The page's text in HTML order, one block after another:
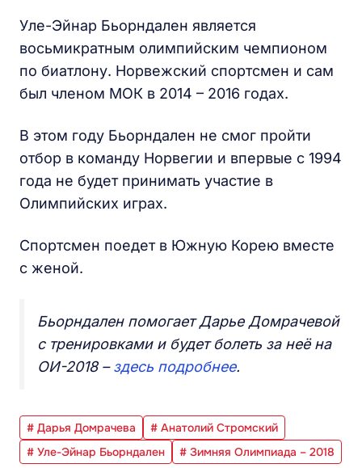
Уле-Эйнар Бьорндален является
восьмикратным олимпийским чемпионом
по биатлону. Норвежский спортсмен и сам
был членом МОК в 2014 – 2016 годах.
В этом году Бьорндален не смог пройти
отбор в команду Норвегии и впервые с 1994
года не будет принимать участие в
Олимпийских играх.
Спортсмен поедет в Южную Корею вместе
с женой.
Бьорндален помогает Дарье Домрачевой
с тренировками и будет болеть за неё на
ОИ-2018 –здесь подробнее.
# Дарья Домрачева
# Анатолий Стромский
# Уле-Эйнар Бьорндален
# Зимняя Олимпиада – 2018